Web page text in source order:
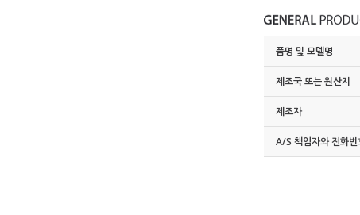
품명 및 모델명
제조국 또는 원산지
제조자
A/S 책임자와 전화번